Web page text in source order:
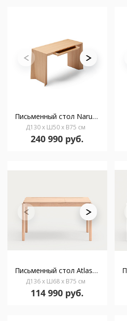
Письменный стол Naruk с ящиком
Д130 x Ш50 x В75 см
240 990 руб.
Письменный стол Atlas натуральный
Д136 x Ш68 x В75 см
114 990 руб.